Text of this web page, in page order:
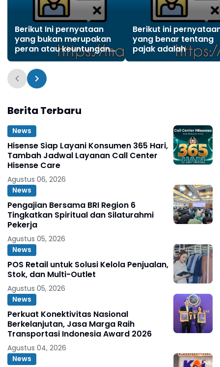
Berikut Ini pernyataan
yang bukan merupakan
peran atau keuntungan
Indonesia dalam
organisasi internasional
adalah?
Berikut ini
yang benar tentang
pajak adalah
Berita Terbaru
News
Hisense Siap Layani Konsumen 365 Hari,
Tambah Jadwal Layanan Call Center
Hisense Care
Agustus 06, 2026
News
Pengajian Bersama BRI Region 6
Tingkatkan Spiritual dan Silaturahmi
Pekerja
Agustus 05, 2026
News
POS Retail untuk Solusi Kelola Penjualan,
Stok, dan Multi-Outlet
Agustus 05, 2026
News
Perkuat Konektivitas Nasional
Berkelanjutan, Jasa Marga Raih
Transportasi Indonesia Award 2026
Agustus 04, 2026
News